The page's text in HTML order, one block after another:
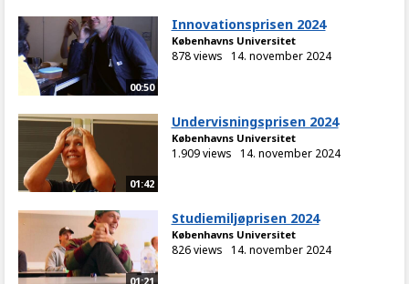
00:50
Innovationsprisen 2024
Københavns Universitet
878 views 14. november 2024
01:42
Undervisningsprisen 2024
Københavns Universitet
1.909 views 14. november 2024
01:21
Studiemiljøprisen 2024
Københavns Universitet
826 views 14. november 2024